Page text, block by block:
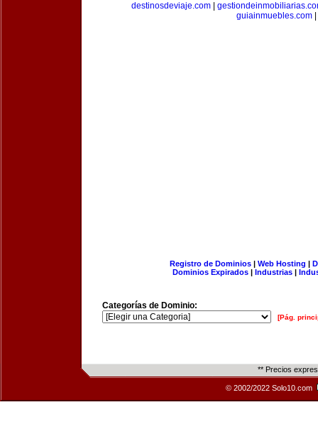
destinosdeviaje.com|
guiainmuebles.com|
Registro de Dominios| Web Hosting |
Dominios Expirados | Industrias |
Categorías de Dominio:
[Pág.
** Precios
© 2002/2022 Solo10.com